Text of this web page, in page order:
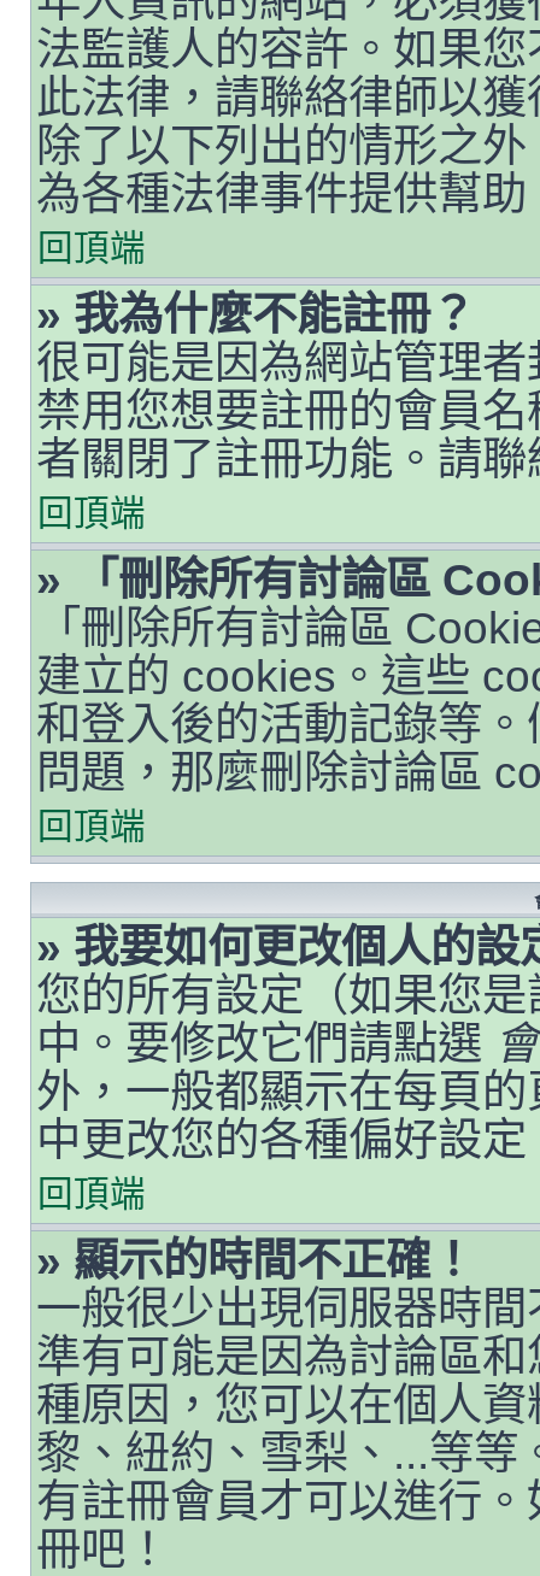
法監護人的容許。如果
此法律，請聯絡律師以
除了以下列出的情形之
為各種法律事件提供幫助
回頂端
» 我為什麼不能註冊？
很可能是因為網站管理
禁用您想要註冊的會員
者關閉了註冊功能。請
回頂端
» 「刪除所有討論區
「刪除所有討論區
建立的 cookies。這些
和登入後的活動記錄等
問題，那麼刪除討論區
回頂端
» 我要如何更改個人的設
您的所有設定（如果您
中。要修改它們請點選
外，一般都顯示在每頁
中更改您的各種偏好設定
回頂端
» 顯示的時間不正確！
一般很少出現伺服器時
準有可能是因為討論區
種原因，您可以在個人
黎、紐約、雪梨、...等
有註冊會員才可以進行
冊吧！